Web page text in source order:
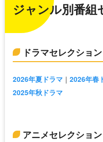
ジャンル別番組
ドラマセレクション
2026年夏ドラマ 2026年春
2025年秋ドラマ
アニメセレクション